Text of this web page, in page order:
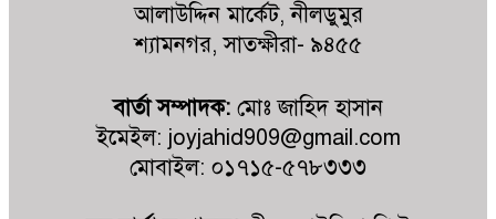
দেবহাটায় বিএনপির আয়োজনে জুলাই
গনঅভ্যুত্থান উপলক্ষে র‍্যালি ও আলোচনা
সভা অনুষ্ঠিত
দেবহাটায় জুলাই গনঅভ্যুত্থান দিবস
আলাউদ্দিন মার্কেট, নীলডুমুর
শ্যামনগর, সাতক্ষীরা- ৯৪৫৫
বার্তা সম্পাদক: মোঃ জাহিদ হাসান
ইমেইল: joyjahid909@gmail.com
মোবাইল: ০১৭১৫-৫৭৮৩৩৩